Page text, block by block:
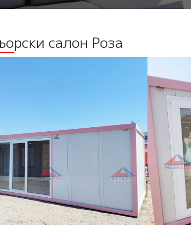
салон Роза